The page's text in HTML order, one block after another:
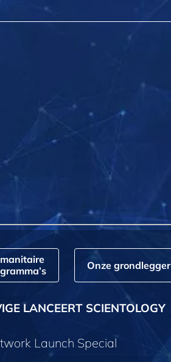
Onze grondlegger
LANCEERT SCIENTOLOGY
Launch Special